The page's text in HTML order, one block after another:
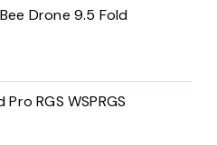
Drone 9.5 Fold
RGS WSPRGS